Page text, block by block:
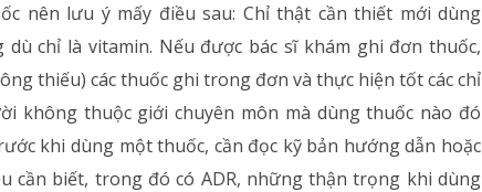
nên lưu ý mấy điều sau: Chỉ thật cần thiết mới dùng
chỉ là vitamin. Nếu được bác sĩ khám ghi đơn thuốc,
thiếu) các thuốc ghi trong đơn và thực hiện tốt các chỉ
không thuộc giới chuyên môn mà dùng thuốc nào đó
khi dùng một thuốc, cần đọc kỹ bản hướng dẫn hoặc
cần biết, trong đó có ADR, những thận trọng khi dùng